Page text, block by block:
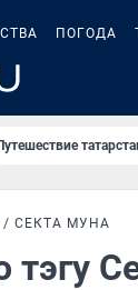
ПОГОДА
СЕКТА МУНА
тэгу